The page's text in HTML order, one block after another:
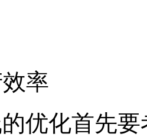
率
优化首先